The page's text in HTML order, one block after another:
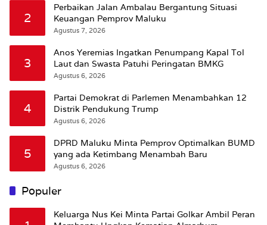
2
Perbaikan Jalan Ambalau Bergantung Situasi
Keuangan Pemprov Maluku
Agustus 7, 2026
3
Anos Yeremias Ingatkan Penumpang Kapal Tol
Laut dan Swasta Patuhi Peringatan BMKG
Agustus 6, 2026
4
Partai Demokrat di Parlemen Menambahkan 12
Distrik Pendukung Trump
Agustus 6, 2026
5
DPRD Maluku Minta Pemprov Optimalkan BUMD
yang ada Ketimbang Menambah Baru
Agustus 6, 2026
Populer
Keluarga Nus Kei Minta Partai Golkar Ambil Peran